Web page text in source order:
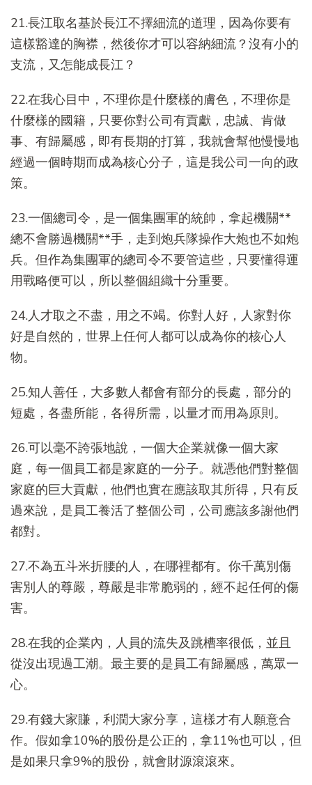
21.長江取名基於長江不擇細流的道理，因為你要有
這樣豁達的胸襟，然後你才可以容納細流？沒有小的
支流，又怎能成長江？
22.在我心目中，不理你是什麼樣的膚色，不理你是
什麼樣的國籍，只要你對公司有貢獻，忠誠、肯做
事、有歸屬感，即有長期的打算，我就會幫他慢慢地
經過一個時期而成為核心分子，這是我公司一向的政
策。
23.一個總司令，是一個集團軍的統帥，拿起機關**
總不會勝過機關**手，走到炮兵隊操作大炮也不如炮
兵。但作為集團軍的總司令不要管這些，只要懂得運
用戰略便可以，所以整個組織十分重要。
24.人才取之不盡，用之不竭。你對人好，人家對你
好是自然的，世界上任何人都可以成為你的核心人
物。
25.知人善任，大多數人都會有部分的長處，部分的
短處，各盡所能，各得所需，以量才而用為原則。
26.可以毫不誇張地說，一個大企業就像一個大家
庭，每一個員工都是家庭的一分子。就憑他們對整個
家庭的巨大貢獻，他們也實在應該取其所得，只有反
過來說，是員工養活了整個公司，公司應該多謝他們
都對。
27.不為五斗米折腰的人，在哪裡都有。你千萬別傷
害別人的尊嚴，尊嚴是非常脆弱的，經不起任何的傷
害。
28.在我的企業內，人員的流失及跳槽率很低，並且
從沒出現過工潮。最主要的是員工有歸屬感，萬眾一
心。
29.有錢大家賺，利潤大家分享，這樣才有人願意合
作。假如拿10%的股份是公正的，拿11%也可以，但
是如果只拿9%的股份，就會財源滾滾來。